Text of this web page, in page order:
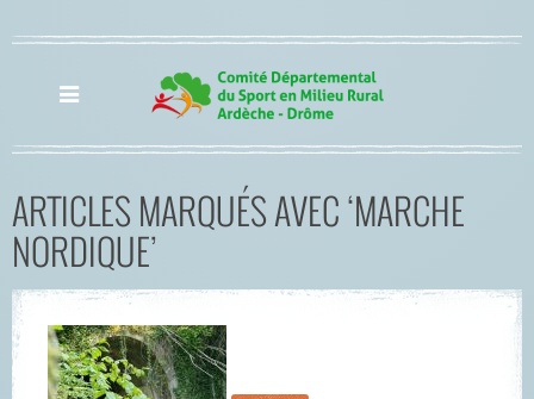
ARTICLES MARQUÉS AVEC ‘MARCHE
NORDIQUE’